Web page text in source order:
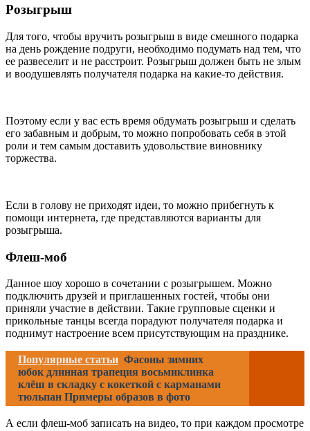
Розыгрыш
Для того, чтобы вручить розыгрыш в виде смешного подарка
на день рождение подруги, необходимо подумать над тем, что
ее развеселит и не расстроит. Розыгрыш должен быть не злым
и воодушевлять получателя подарка на какие-то действия.
Поэтому если у вас есть время обдумать розыгрыш и сделать
его забавным и добрым, то можно попробовать себя в этой
роли и тем самым доставить удовольствие виновнику
торжества.
Если в голову не приходят идеи, то можно прибегнуть к
помощи интернета, где представляются варианты для
розыгрыша.
Флеш-моб
Данное шоу хорошо в сочетании с розыгрышем. Можно
подключить друзей и приглашенных гостей, чтобы они
приняли участие в действии. Такие групповые сценки и
прикольные танцы всегда порадуют получателя подарка и
поднимут настроение всем присутствующим на празднике.
Популярные статьи Фасоны зимних
юбок длинная трапеция восьмиклинка
клёш в складку с кокеткой с карманами
тюльпан Примеры образов в фото
А если флеш-моб записать на видео, то при каждом просмотре